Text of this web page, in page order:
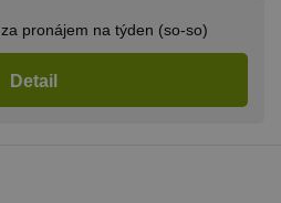
za pronájem na týden (so-so)
Detail